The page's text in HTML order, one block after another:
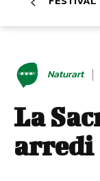
Naturart
La
arredi